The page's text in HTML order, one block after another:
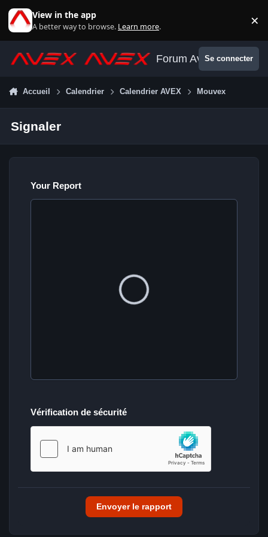
View in the app
A better way to browse. Learn more. ×
Forum AvexSe connecter
Accueil Calendrier Calendrier AVEX Mouvex
Signaler
Your Report
Vérification de sécurité
Envoyer le rapport